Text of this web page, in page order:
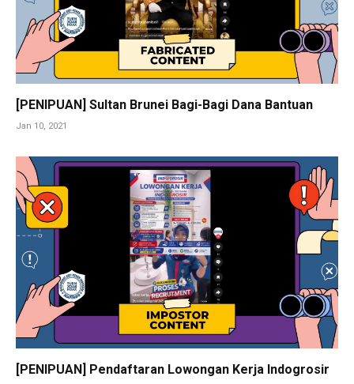
[PENIPUAN] Sultan Brunei Bagi-Bagi Dana Bantuan
Jan 10, 2021
[PENIPUAN] Pendaftaran Lowongan Kerja Indogrosir